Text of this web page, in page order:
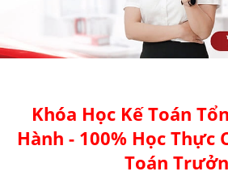
Khóa Học Kế Toán
Hành - 100% Học Thực
Toán